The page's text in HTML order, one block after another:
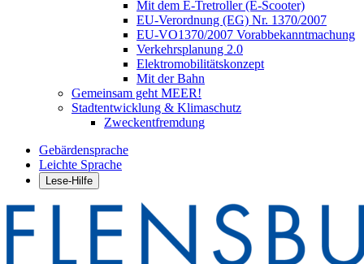
Mit dem E-Tretroller (E-Scooter)
EU-Verordnung (EG) Nr. 1370/2007
EU-VO1370/2007 Vorabbekanntmachung
Verkehrsplanung 2.0
Elektromobilitätskonzept
Mit der Bahn
Gemeinsam geht MEER!
Stadtentwicklung & Klimaschutz
Zweckentfremdung
Gebärdensprache
Leichte Sprache
Lese-Hilfe